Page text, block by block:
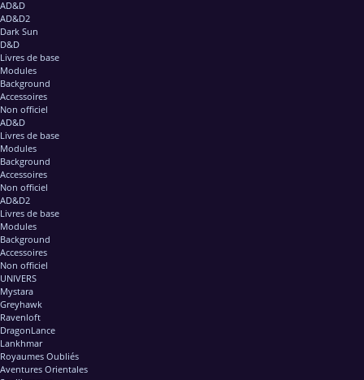
AD&D
AD&D2
Dark Sun
D&D
Livres de base
Modules
Background
Accessoires
Non officiel
AD&D
Livres de base
Modules
Background
Accessoires
Non officiel
AD&D2
Livres de base
Modules
Background
Accessoires
Non officiel
UNIVERS
Mystara
Greyhawk
Ravenloft
DragonLance
Lankhmar
Royaumes Oubliés
Aventures Orientales